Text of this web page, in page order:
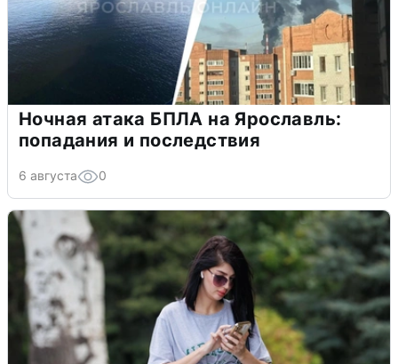
Ночная атака БПЛА на Ярославль:
попадания и последствия
6 августа 0